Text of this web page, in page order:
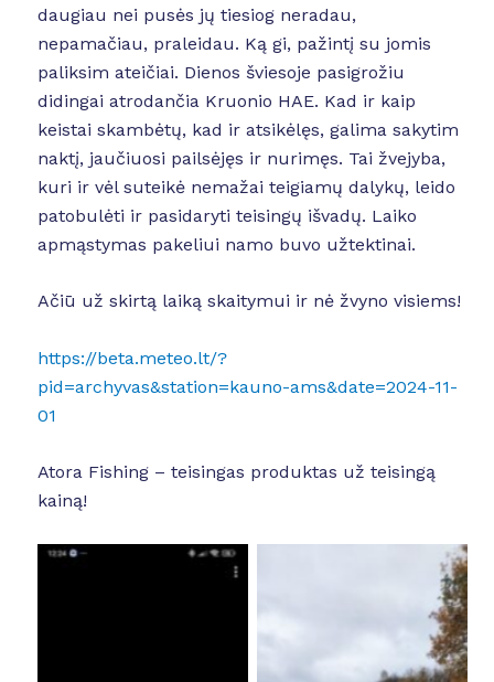
daugiau nei pusės jų tiesiog neradau,
nepamačiau, praleidau. Ką gi, pažintį su jomis
paliksim ateičiai. Dienos šviesoje pasigrožiu
didingai atrodančia Kruonio HAE. Kad ir kaip
keistai skambėtų, kad ir atsikėlęs, galima sakytim
naktį, jaučiuosi pailsėjęs ir nurimęs. Tai žvejyba,
kuri ir vėl suteikė nemažai teigiamų dalykų, leido
patobulėti ir pasidaryti teisingų išvadų. Laiko
apmąstymas pakeliui namo buvo užtektinai.
Ačiū už skirtą laiką skaitymui ir nė žvyno visiems!
https://beta.meteo.lt/?
pid=archyvas&station=kauno-ams&date=2024-11-
01
Atora Fishing – teisingas produktas už teisingą
kainą!